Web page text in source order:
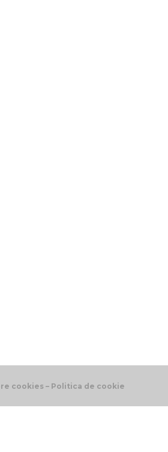
cookies – Politica de cookie